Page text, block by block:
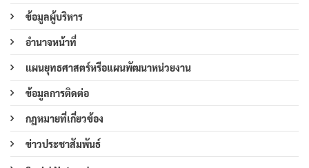
ข้อมูลผู้บริหาร
อำนาจหน้าที่
แผนยุทธศาสตร์หรือแผนพัฒนาหน่วยงาน
ข้อมูลการติดต่อ
กฎหมายที่เกี่ยวข้อง
ข่าวประชาสัมพันธ์